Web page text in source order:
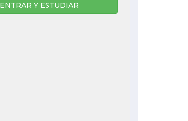
ENTRAR Y ESTUDIAR